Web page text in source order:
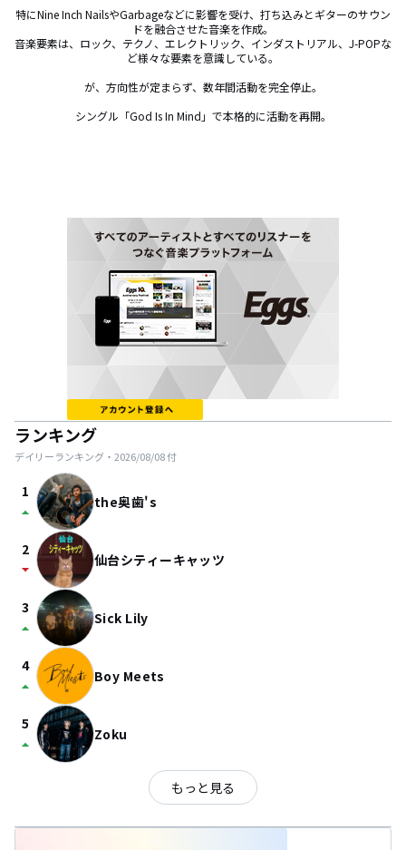
特にNine Inch NailsやGarbageなどに影響を受け、打ち込みとギターのサウン
ドを融合させた音楽を作成。
音楽要素は、ロック、テクノ、エレクトリック、インダストリアル、J-POPな
ど様々な要素を意識している。
が、方向性が定まらず、数年間活動を完全停止。
シングル「God Is In Mind」で本格的に活動を再開。
ランキング
デイリーランキング・ 2026/08/08付
1
arrow_drop_up the奥歯's
2
arrow_drop_down 仙台シティーキャッツ
3
arrow_drop_up Sick Lily
4
arrow_drop_up Boy Meets
5
arrow_drop_up Zoku
もっと見る